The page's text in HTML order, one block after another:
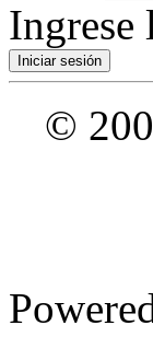
Ingrese
©